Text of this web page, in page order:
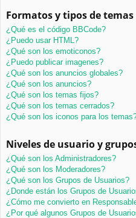
Formatos y tipos de temas
¿Qué es el código BBCode?
¿Puedo usar HTML?
¿Qué son los emoticonos?
¿Puedo publicar imagenes?
¿Qué son los anuncios globales?
¿Qué son los anuncios?
¿Qué son los temas fijos?
¿Qué son los temas cerrados?
¿Qué son los iconos para los
Niveles de usuario y
¿Qué son los Administradores?
¿Qué son los Moderadores?
¿Qué son los Grupos de Usuarios?
¿Donde están los Grupos de
¿Cómo me convierto en
¿Por qué algunos Grupos de